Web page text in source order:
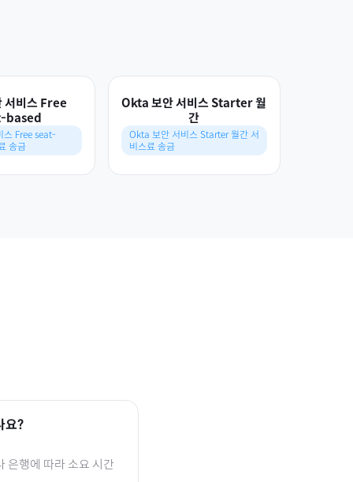
서비스 Free
based
스 Free seat-
송금
Okta 보안 서비스 Starter 월
간
Okta 보안 서비스 Starter 월간 서
비스료 송금
요?
은행에 따라 소요 시간